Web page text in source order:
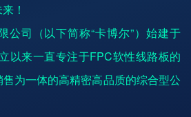
！
公司（以下简称“卡博尔”）始建于
以来一直专注于FPC软性线路板的
为一体的高精密高品质的综合型公